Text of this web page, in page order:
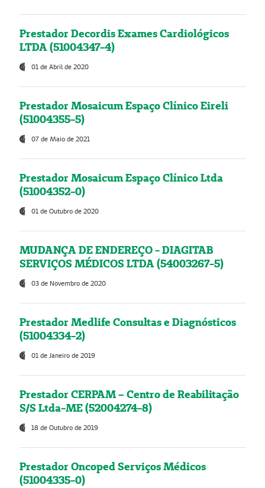
Prestador Decordis Exames Cardiológicos
LTDA (51004347-4)
01 de Abril de 2020
Prestador Mosaicum Espaço Clínico Eireli
(51004355-5)
07 de Maio de 2021
Prestador Mosaicum Espaço Clínico Ltda
(51004352-0)
01 de Outubro de 2020
MUDANÇA DE ENDEREÇO - DIAGITAB
SERVIÇOS MÉDICOS LTDA (54003267-5)
03 de Novembro de 2020
Prestador Medlife Consultas e Diagnósticos
(51004334-2)
01 de Janeiro de 2019
Prestador CERPAM – Centro de Reabilitação
S/S Ltda-ME (52004274-8)
18 de Outubro de 2019
Prestador Oncoped Serviços Médicos
(51004335-0)